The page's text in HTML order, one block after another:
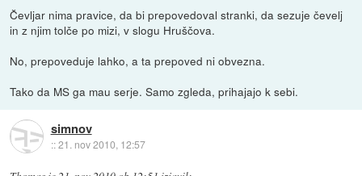
Čevljar nima pravice, da bi prepovedoval stranki, da sezuje čevelj
in z njim tolče po mizi, v slogu Hruščova.
No, prepoveduje lahko, a ta prepoved ni obvezna.
Tako da MS ga mau serje. Samo zgleda, prihajajo k sebi.
simnov
::21. nov 2010, 12:57